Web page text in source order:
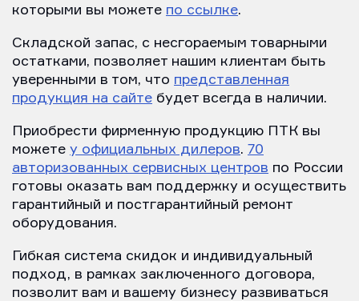
которыми вы можете по ссылке.
Складской запас, с несгораемым товарными
остатками, позволяет нашим клиентам быть
уверенными в том, что представленная
продукция на сайте будет всегда в наличии.
Приобрести фирменную продукцию ПТК вы
можете у официальных дилеров. 70
авторизованных сервисных центров по России
готовы оказать вам поддержку и осуществить
гарантийный и постгарантийный ремонт
оборудования.
Гибкая система скидок и индивидуальный
подход, в рамках заключенного договора,
позволит вам и вашему бизнесу развиваться